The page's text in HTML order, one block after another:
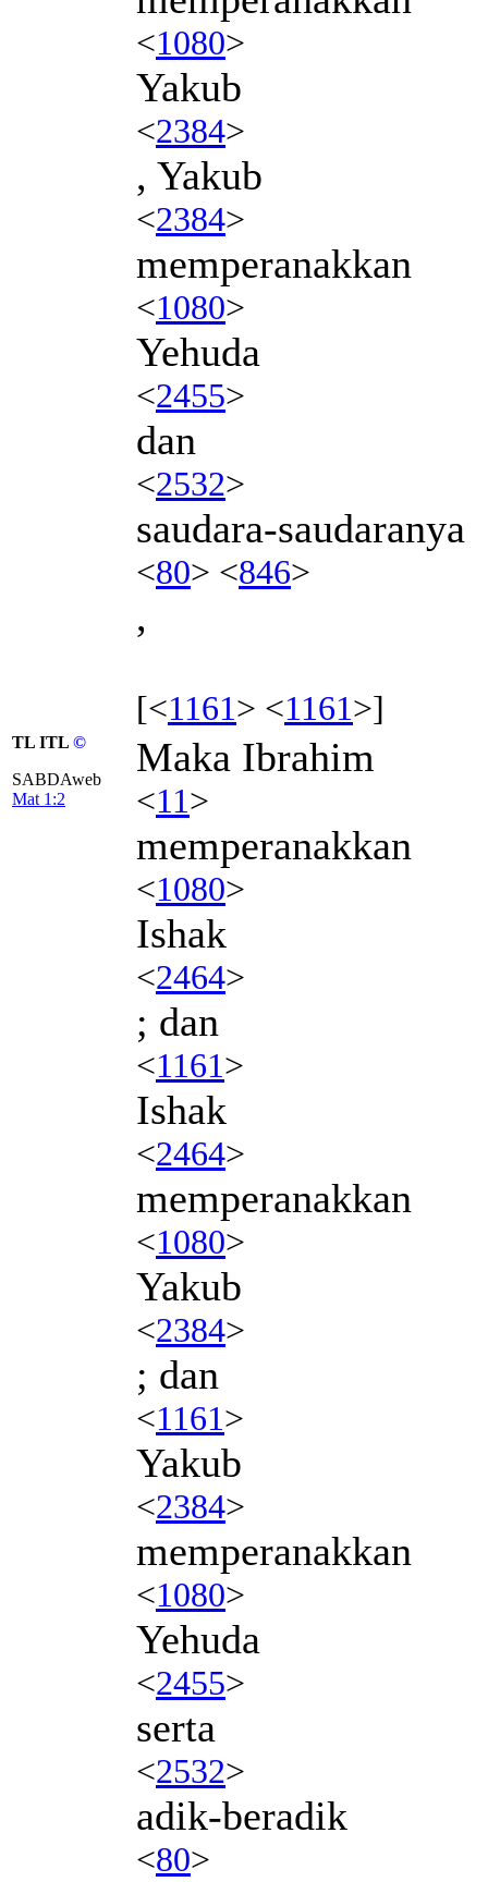
<1080>
Yakub
<2384>
, Yakub
<2384>
memperanakkan
<1080>
Yehuda
<2455>
dan
<2532>
saudara-saudaranya
<80> <846>
,
[<1161> <1161>]
TL ITL ©
SABDAweb
Mat 1:2
Maka Ibrahim
<11>
memperanakkan
<1080>
Ishak
<2464>
; dan
<1161>
Ishak
<2464>
memperanakkan
<1080>
Yakub
<2384>
; dan
<1161>
Yakub
<2384>
memperanakkan
<1080>
Yehuda
<2455>
serta
<2532>
adik-beradik
<80>